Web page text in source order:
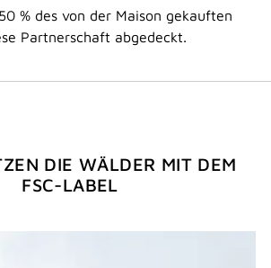
% des von der Maison gekauften
Partnerschaft abgedeckt.
DIE WÄLDER MIT DEM
FSC-LABEL